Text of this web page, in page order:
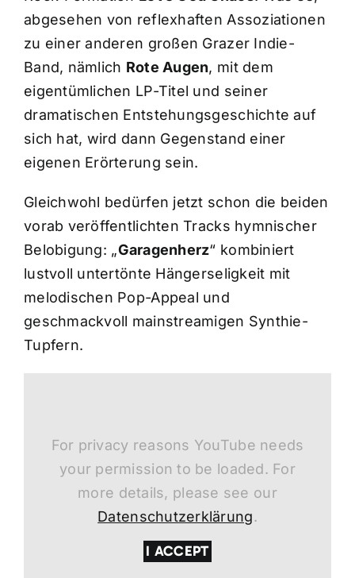
abgesehen von reflexhaften Assoziationen
zu einer anderen großen Grazer Indie-
Band, nämlich Rote Augen, mit dem
eigentümlichen LP-Titel und seiner
dramatischen Entstehungsgeschichte auf
sich hat, wird dann Gegenstand einer
eigenen Erörterung sein.
Gleichwohl bedürfen jetzt schon die beiden
vorab veröffentlichten Tracks hymnischer
Belobigung: „Garagenherz“ kombiniert
lustvoll untertönte Hängerseligkeit mit
melodischen Pop-Appeal und
geschmackvoll mainstreamigen Synthie-
Tupfern.
For privacy reasons YouTube needs
your permission to be loaded. For
more details, please see our
Datenschutzerklärung.
I ACCEPT